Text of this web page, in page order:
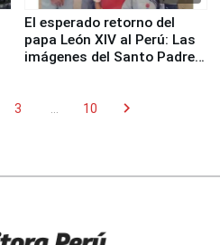
El esperado retorno del
papa León XIV al Perú: Las
imágenes del Santo Padre
3 10 chevron_right